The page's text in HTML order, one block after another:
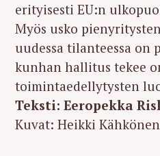
erityisesti EU:n
Myös usko
uudessa tilanteessa on
kunhan hallitus tekee
toimintaedellytysten
Teksti: Eeropekka
Kuvat: Heikki Kähkönen